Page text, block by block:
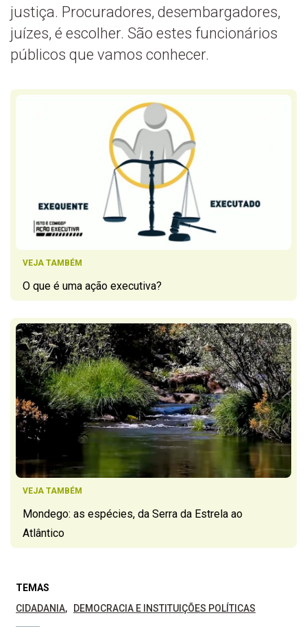
justiça. Procuradores, desembargadores,
juízes, é escolher. São estes funcionários
públicos que vamos conhecer.
VEJA TAMBÉM
O que é uma ação executiva?
VEJA TAMBÉM
Mondego: as espécies, da Serra da Estrela ao
Atlântico
TEMAS
CIDADANIA
DEMOCRACIA E INSTITUIÇÕES POLÍTICAS